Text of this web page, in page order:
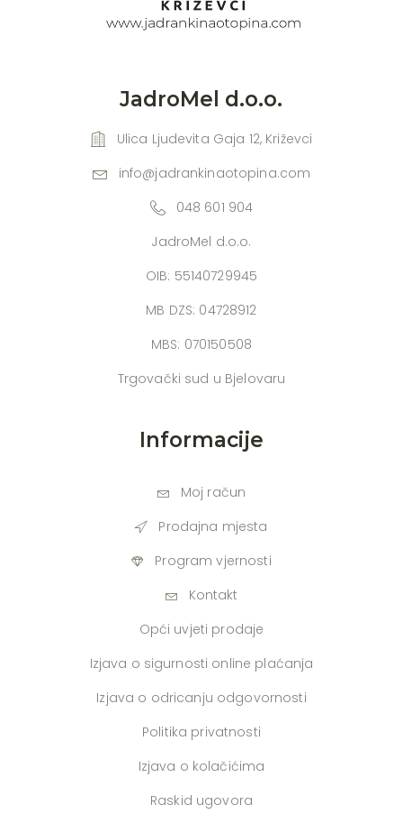
JadroMel d.o.o.
Ulica Ljudevita Gaja 12, Križevci
info@jadrankinaotopina.com
048 601 904
JadroMel d.o.o.
OIB: 55140729945
MB DZS: 04728912
MBS: 070150508
Trgovački sud u Bjelovaru
Informacije
Moj račun
Prodajna mjesta
Program vjernosti
Kontakt
Opći uvjeti prodaje
Izjava o sigurnosti online plaćanja
Izjava o odricanju odgovornosti
Politika privatnosti
Izjava o kolačićima
Raskid ugovora